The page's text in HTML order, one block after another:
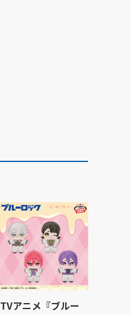
TVアニメ『ブルー